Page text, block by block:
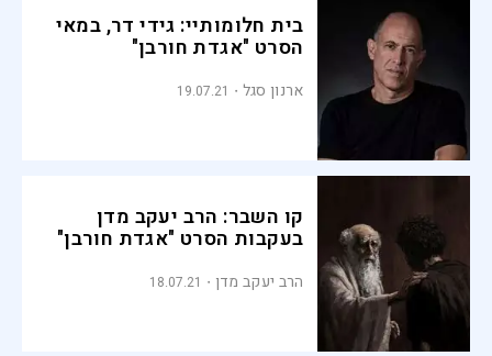
בית חלומותיי: גידי דר, במאי
הסרט "אגדת חורבן"
ארנון סגל 19.07.21
קו השבר: הרב יעקב מדן
בעקבות הסרט "אגדת חורבן"
הרב יעקב מדן 18.07.21